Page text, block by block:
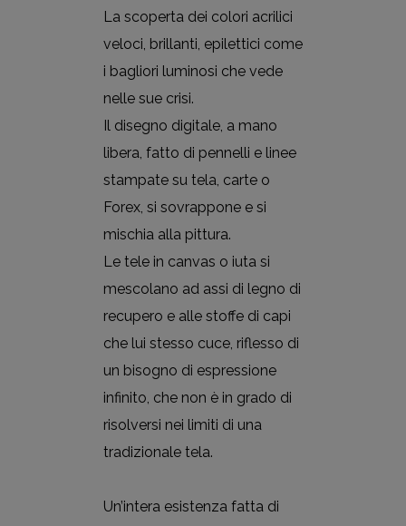
La scoperta dei colori acrilici
veloci, brillanti, epilettici come
i bagliori luminosi che vede
nelle sue crisi.
Il disegno digitale, a mano
libera, fatto di pennelli e linee
stampate su tela, carte o
Forex, si sovrappone e si
mischia alla pittura.
Le tele in canvas o iuta si
mescolano ad assi di legno di
recupero e alle stoffe di capi
che lui stesso cuce, riflesso di
un bisogno di espressione
infinito, che non è in grado di
risolversi nei limiti di una
tradizionale tela.
Un’intera esistenza fatta di